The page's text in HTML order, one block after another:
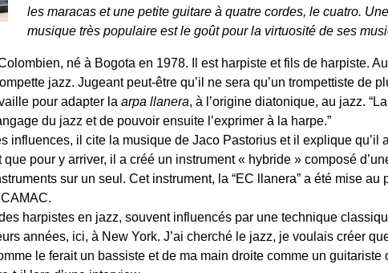
les maracas et une petite guitare à quatre cordes, lecuatro.
musique très populaire est le goût pour la virtuosité de ses
né à Bogota en 1978. Il est harpiste et fils de harpiste.
jazz. Jugeant peut-être qu’il ne sera qu’un trompettiste de
pour adapter la arpa llanera, à l’origine diatonique, au jazz.
du jazz et de pouvoir ensuite l’exprimer à la harpe.”
influences, il cite la musique de Jaco Pastorius et il explique qu’il
pour y arriver, il a créé un instrument « hybride » composé
sur un seul. Cet instrument, la “EC llanera” a été mise
harpistes en jazz, souvent influencés par une technique
années, ici, à New York. J’ai cherché le jazz, je voulais créer
le ferait un bassiste et de ma main droite comme un